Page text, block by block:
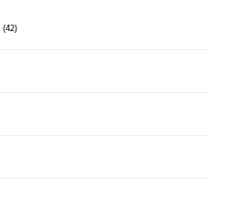
(42)